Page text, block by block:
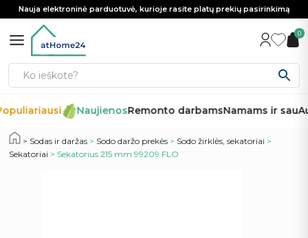
Nauja elektroninė parduotuvė, kurioje rasite platų prekių pasirinkimą
0
NaujienosRemonto darbamsNamams ir sau
Sodas ir daržas > Sodo daržo prekės > Sodo žirklės, sekatoriai >
Sekatoriai > Sekatorius 215 mm 99209 FLO